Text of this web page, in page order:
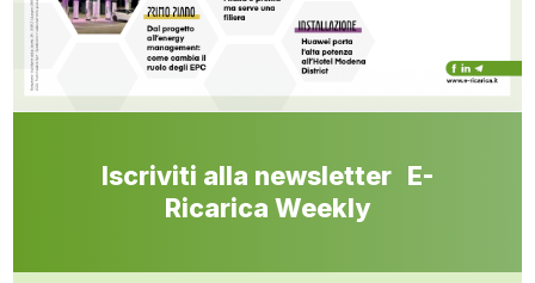
Iscriviti alla newsletter E-
Ricarica Weekly